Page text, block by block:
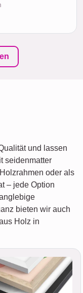
und lassen
seidenmatter
oder als
– jede Option
bieten wir auch
Holz in